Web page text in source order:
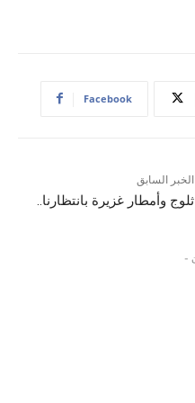
Facebook
الخبر السابق
ثلوج وأمطار غزيرة بانتظارنا..